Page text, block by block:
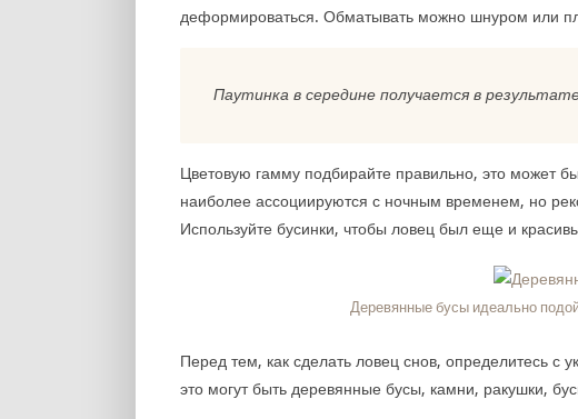
деформироваться. Обматывать можно шнуром или
Паутинка в середине получается в
Цветовую гамму подбирайте правильно, это может
наиболее ассоциируются с ночным временем, но
Используйте бусинки, чтобы ловец был еще и
Деревянные бусы идеально
Перед тем, как сделать ловец снов, определитесь
это могут быть деревянные бусы, камни, ракушки,